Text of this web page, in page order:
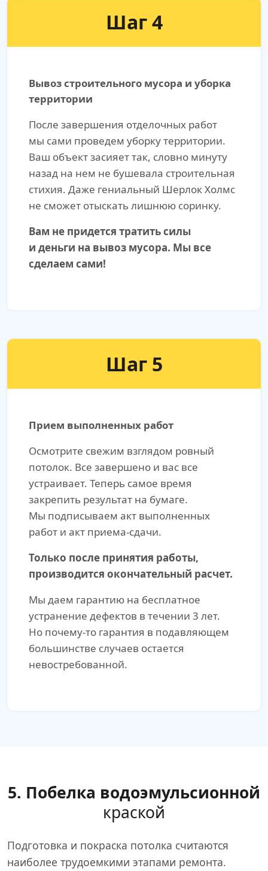
Шаг 4
Вывоз строительного мусора и уборка
территории
После завершения отделочных работ
мы сами проведем уборку территории.
Ваш объект засияет так, словно минуту
назад на нем не бушевала строительная
стихия. Даже гениальный Шерлок Холмс
не сможет отыскать лишнюю соринку.
Вам не придется тратить силы
и деньги на вывоз мусора. Мы все
сделаем сами!
Шаг 5
Прием выполненных работ
Осмотрите свежим взглядом ровный
потолок. Все завершено и вас все
устраивает. Теперь самое время
закрепить результат на бумаге.
Мы подписываем акт выполненных
работ и акт приема-сдачи.
Только после принятия работы,
производится окончательный расчет.
Мы даем гарантию на бесплатное
устранение дефектов в течении 3 лет.
Но почему-то гарантия в подавляющем
большинстве случаев остается
невостребованной.
5. Побелка водоэмульсионной
краской
Подготовка и покраска потолка считаются
наиболее трудоемкими этапами ремонта.